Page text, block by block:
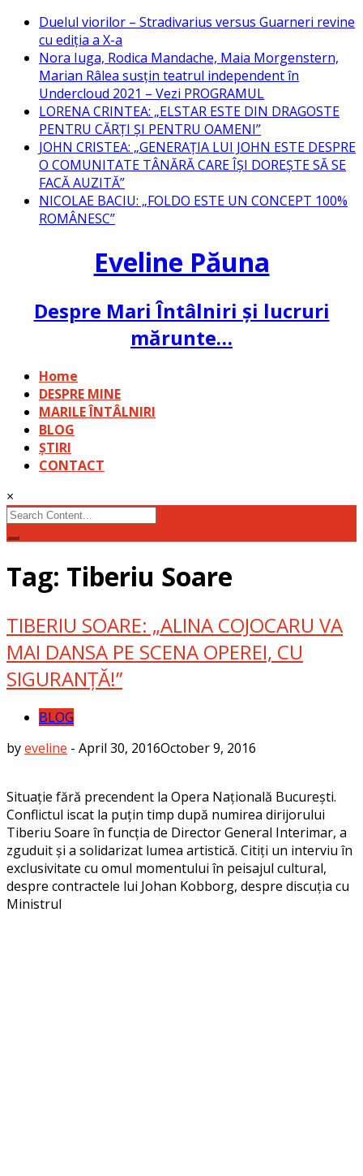
Skip
content
Duelul viorilor – Stradivarius versus Guarneri revine
cu ediția a X-a
Nora Iuga, Rodica Mandache, Maia Morgenstern,
Marian Râlea susțin teatrul independent în
Undercloud 2021 – Vezi PROGRAMUL
LORENA CRINTEA: „ELSTAR ESTE DIN DRAGOSTE
PENTRU CĂRȚI ȘI PENTRU OAMENI”
JOHN CRISTEA: „GENERAȚIA LUI JOHN ESTE DESPRE
O COMUNITATE TÂNĂRĂ CARE ÎȘI DOREȘTE SĂ SE
FACĂ AUZITĂ”
NICOLAE BACIU: „FOLDO ESTE UN CONCEPT 100%
ROMÂNESC”
Eveline Păuna
Despre Mari Întâlniri și lucruri
mărunte…
Home
DESPRE MINE
MARILE ÎNTÂLNIRI
BLOG
ȘTIRI
CONTACT
×
Search
for:
Tag: Tiberiu Soare
TIBERIU SOARE: „ALINA COJOCARU VA
MAI DANSA PE SCENA OPEREI, CU
SIGURANȚĂ!”
BLOG
byeveline - April 30, 2016October 9, 2016
Situație fără precendent la Opera Națională București.
Conflictul iscat la puțin timp după numirea dirijorului
Tiberiu Soare în funcția de Director General Interimar, a
zguduit și a solidarizat lumea artistică. Citiți un interviu în
exclusivitate cu omul momentului în peisajul cultural,
despre contractele lui Johan Kobborg, despre discuția cu
Ministrul